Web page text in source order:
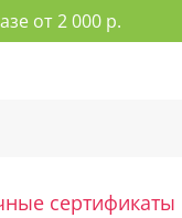
от 2 000 р.
сертификаты